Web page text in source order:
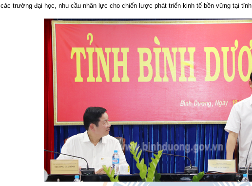
các trường đại học, nhu cầu nhân lực cho chiến lược phát triển kinh tế bền vững tại